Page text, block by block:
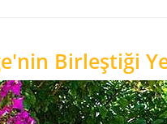
Birleştiği